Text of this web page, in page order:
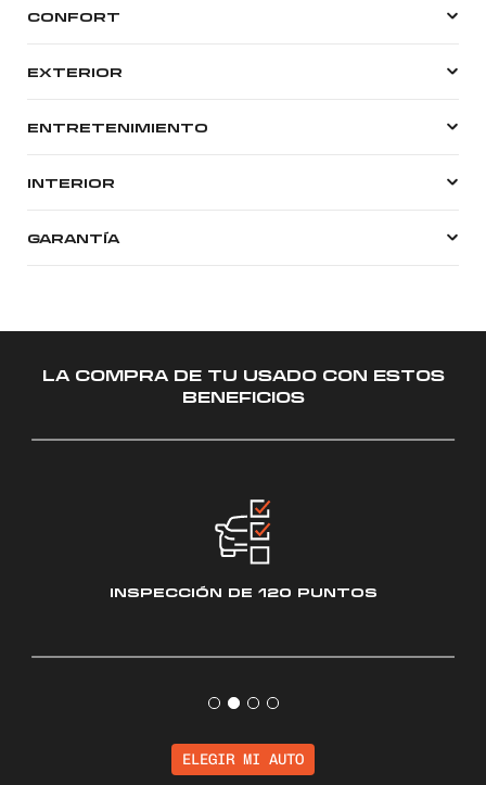
CONFORT
EXTERIOR
ENTRETENIMIENTO
INTERIOR
GARANTÍA
LA COMPRA DE TU USADO CON ESTOS
BENEFICIOS
INSPECCIÓN DE 120 PUNTOS
ELEGIR MI AUTO